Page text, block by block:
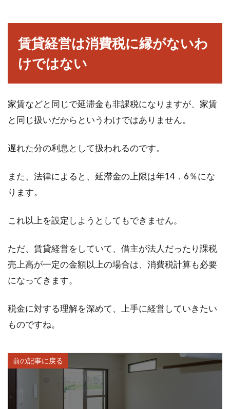
賃貸経営は消費税に縁がないわ
けではない
家賃などと同じで延滞金も非課税になりますが、家賃
と同じ扱いだからというわけではありません。
遅れた分の利息として扱われるのです。
また、法律によると、延滞金の上限は年14．6％にな
ります。
これ以上を設定しようとしてもできません。
ただ、賃貸経営をしていて、借主が法人だったり課税
売上高が一定の金額以上の場合は、消費税計算も必要
になってきます。
税金に対する理解を深めて、上手に経営していきたい
ものですね。
前の記事に戻る